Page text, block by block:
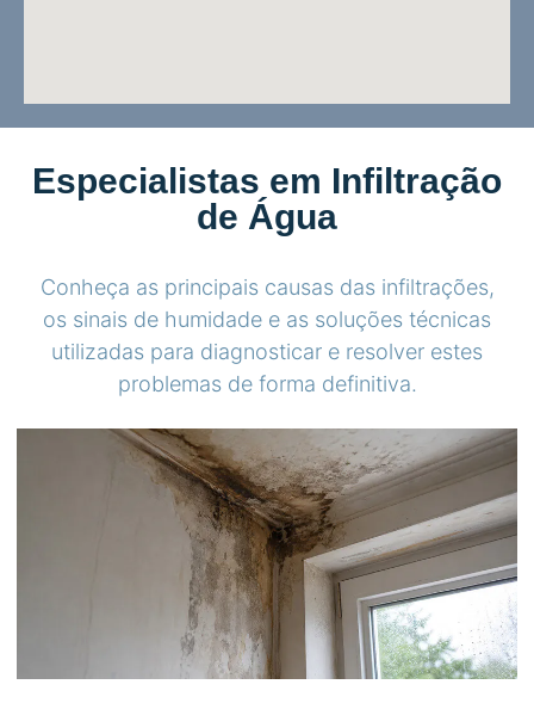
Especialistas em Infiltração
de Água
Conheça as principais causas das infiltrações,
os sinais de humidade e as soluções técnicas
utilizadas para diagnosticar e resolver estes
problemas de forma definitiva.